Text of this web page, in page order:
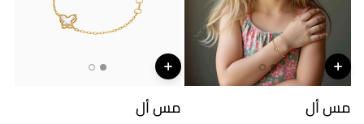
مس أل مس أل